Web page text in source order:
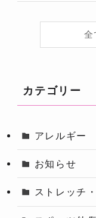
全
カテゴリー
アレルギー
お知らせ
ストレッチ